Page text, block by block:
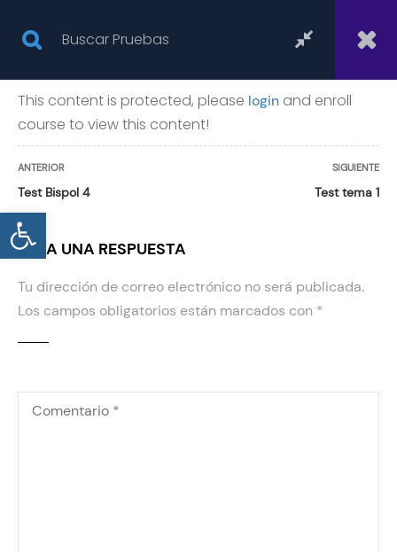
Abrir barra de herramientas
GRUPOS
Inicio Todas las pruebas
This content is protected, please login and enroll
course to view this content!
ANTERIOR
Test Bispol 4
SIGUIENTE
Test tema 1
DEJA UNA RESPUESTA
Tu dirección de correo electrónico no será publicada.
Los campos obligatorios están marcados con *